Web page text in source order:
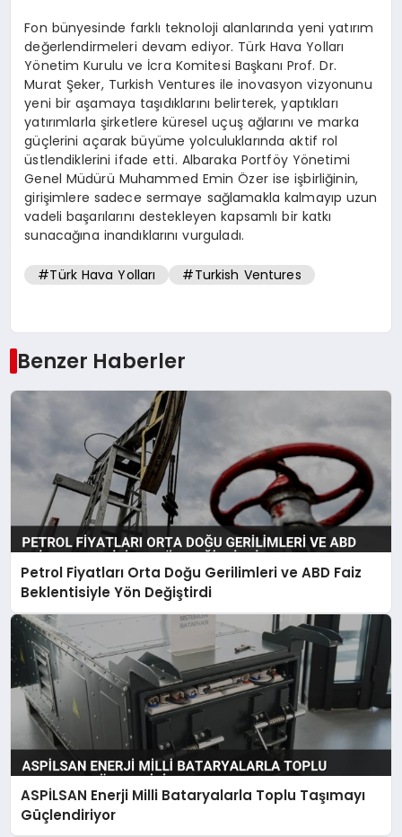
Fon bünyesinde farklı teknoloji alanlarında yeni yatırım
değerlendirmeleri devam ediyor. Türk Hava Yolları
Yönetim Kurulu ve İcra Komitesi Başkanı Prof. Dr.
Murat Şeker, Turkish Ventures ile inovasyon vizyonunu
yeni bir aşamaya taşıdıklarını belirterek, yaptıkları
yatırımlarla şirketlere küresel uçuş ağlarını ve marka
güçlerini açarak büyüme yolculuklarında aktif rol
üstlendiklerini ifade etti. Albaraka Portföy Yönetimi
Genel Müdürü Muhammed Emin Özer ise işbirliğinin,
girişimlere sadece sermaye sağlamakla kalmayıp uzun
vadeli başarılarını destekleyen kapsamlı bir katkı
sunacağına inandıklarını vurguladı.
#Türk Hava Yolları #Turkish Ventures
Benzer Haberler
Petrol Fiyatları Orta Doğu Gerilimleri ve ABD Faiz
Beklentisiyle Yön Değiştirdi
ASPİLSAN Enerji Milli Bataryalarla Toplu Taşımayı
Güçlendiriyor